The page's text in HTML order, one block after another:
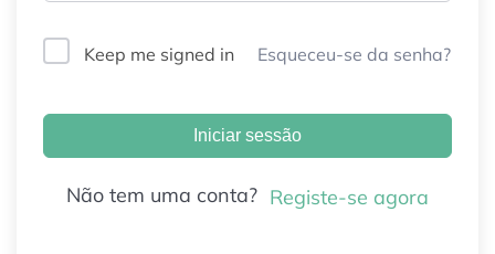
Keep me signed in Esqueceu-se da senha?
Iniciar sessão
Não tem uma conta? Registe-se agora